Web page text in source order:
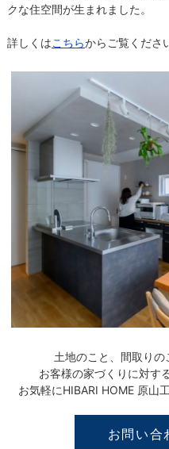
クな住空間が生まれました。
詳しくはこちらからご覧くださ
土地のこと、間取りの
お客様の家づくりに対す
お気軽にHIBARI HOME 原山
お問い合